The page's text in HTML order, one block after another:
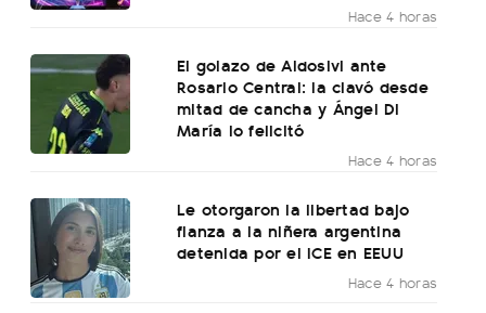
Hace 4 horas
El golazo de Aldosivi ante
Rosario Central: la clavó desde
mitad de cancha y Ángel Di
María lo felicitó
Hace 4 horas
Le otorgaron la libertad bajo
fianza a la niñera argentina
detenida por el ICE en EEUU
Hace 4 horas